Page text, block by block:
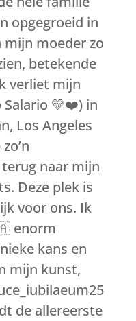
opgegroeid in
mijn moeder zo
betekende
verliet mijn
Salario 💛❤️) in
Los Angeles
naar mijn
Deze plek is
voor ons. Ik
enorm
kans en
mijn kunst,
de allereerste